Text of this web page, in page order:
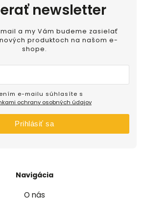
Navigácia
O nás
newsletter
a my Vám budeme zasielať
produktoch na našom e-
shope.
ochrany osobných údajov
Prihlásiť sa